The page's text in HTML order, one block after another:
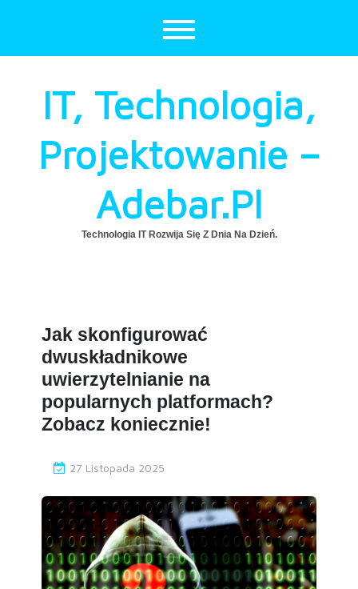
IT, Technologia,
Projektowanie –
Adebar.pl
Technologia IT Rozwija Się Z Dnia Na Dzień.
Jak skonfigurować
dwuskładnikowe
uwierzytelnianie na
popularnych platformach?
Zobacz koniecznie!
27 Listopada 2025